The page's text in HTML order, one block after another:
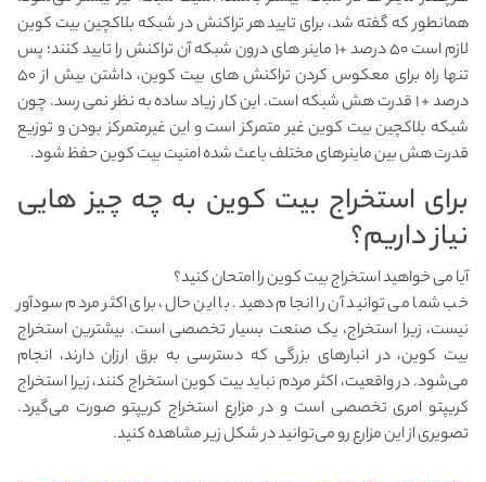
همانطور که گفته شد، برای تایید هر تراکنش در شبکه بلاکچین بیت کوین
لازم است ۵۰ درصد +۱ ماینر های درون شبکه آن تراکنش را تایید کنند؛ پس
تنها راه برای معکوس کردن تراکنش های بیت کوین، داشتن بیش از ۵۰
درصد + ۱ قدرت هش شبکه است. این کار زیاد ساده به نظر نمی رسد. چون
شبکه بلاکچین بیت کوین غیر متمرکز است و این غیرمتمرکز بودن و توزیع
قدرت هش بین ماینرهای مختلف باعث شده امنیت بیت کوین حفظ شود.
برای استخراج بیت کوین به چه چیز هایی
نیاز داریم؟
آیا می خواهید استخراج بیت کوین را امتحان کنید؟
خب شما می توانید آن را انجام دهید. با این حال، برای اکثر مردم سودآور
نیست، زیرا استخراج، یک صنعت بسیار تخصصی است. بیشترین استخراج
بیت کوین، در انبارهای بزرگی که دسترسی به برق ارزان دارند، انجام
می‌شود. در واقعیت، اکثر مردم نباید بیت کوین استخراج کنند، زیرا استخراج
کریپتو امری تخصصی است و در مزارع استخراج کریپتو صورت می‌گیرد.
تصویری از این مزارع رو می‌توانید در شکل زیر مشاهده کنید.